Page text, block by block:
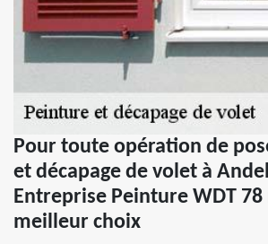
Pour toute opération de
et décapage de volet à
Entreprise Peinture WDT 78
meilleur choix